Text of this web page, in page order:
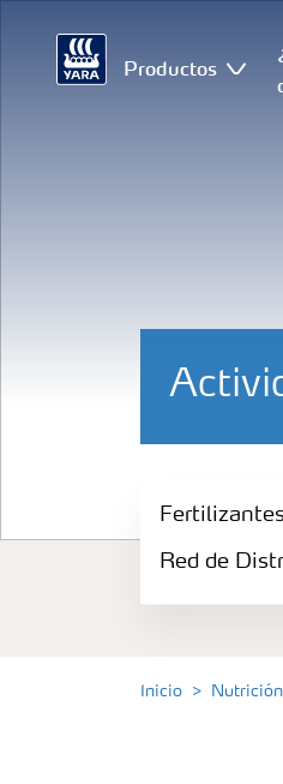
Productos
Portafolio
Fertilizantes
Red de
Inicio